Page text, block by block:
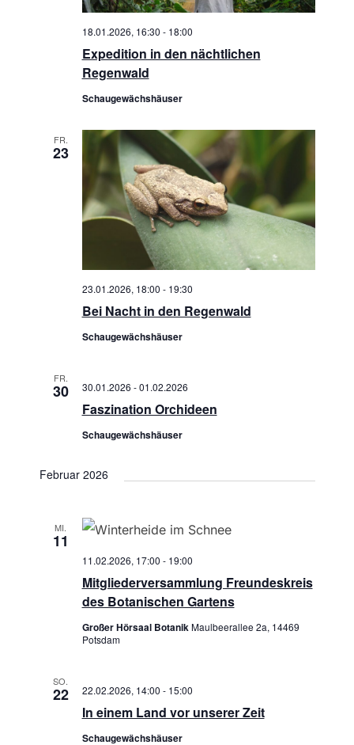
u
n
g
e
n
n
s
h
A
s
i
c
i
Expedition in den nächtlichen
Regenwald
18.01.2026, 16:30 - 18:00
Schaugewächshäuser
FR.
23
Bei Nacht in den Regenwald
23.01.2026, 18:00 - 19:30
Schaugewächshäuser
FR.
30
Faszination Orchideen
30.01.2026 -01.02.2026
Schaugewächshäuser
Februar 2026
MI.
11
Mitgliederversammlung Freundeskreis
des Botanischen Gartens
11.02.2026, 17:00 - 19:00
Großer Hörsaal BotanikMaulbeerallee 2a, 14469
Potsdam
SO.
22
In einem Land vor unserer Zeit
22.02.2026, 14:00 - 15:00
Schaugewächshäuser